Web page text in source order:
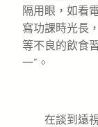
隔用眼，如看
寫功課時光長
等不良的飲食
一”。
在談到遠視